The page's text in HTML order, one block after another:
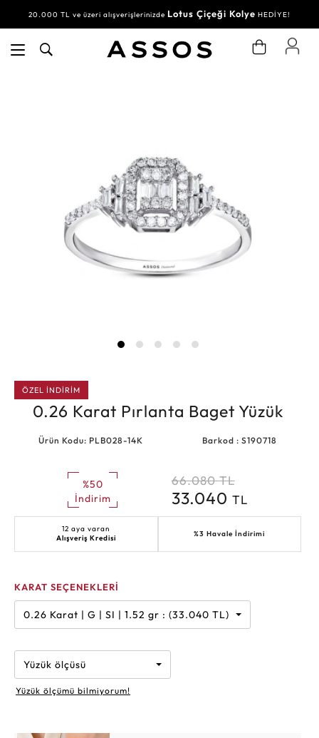
20.000 TL ve üzeri alışverişlerinizde Lotus Çiçeği Kolye HEDİYE!
ÖZEL İNDİRİM
0.26 Karat Pırlanta Baget Yüzük
Ürün Kodu: PLB028-14K Barkod : S190718
%50
İndirim
66.080 TL
33.040 TL
12 aya varan
Alışveriş Kredisi
%3 Havale İndirimi
KARAT SEÇENEKLERİ
0.26 Karat | G | SI | 1.52 gr : (33.040 TL)
Yüzük ölçüsü
Yüzük ölçümü bilmiyorum!